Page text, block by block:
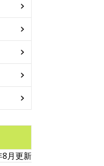
月更新